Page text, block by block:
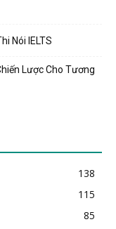
Nói IELTS
Lược Cho Tương
138
115
85